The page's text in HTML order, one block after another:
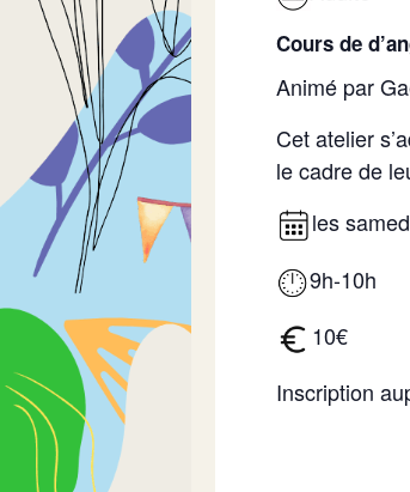
Cours de
Animé par
Cet atelier
le cadre de
les
9h-10h
10€
Inscription